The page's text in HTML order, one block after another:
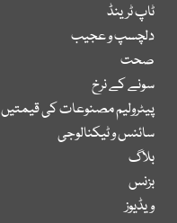
ٹاپ ٹرینڈ
دلچسپ و عجیب
صحت
سونے کے نرخ
پیٹرولیم مصنوعات کی قیمتیں
سائنس و ٹیکنالوجی
بلاگ
بزنس
ویڈیوز